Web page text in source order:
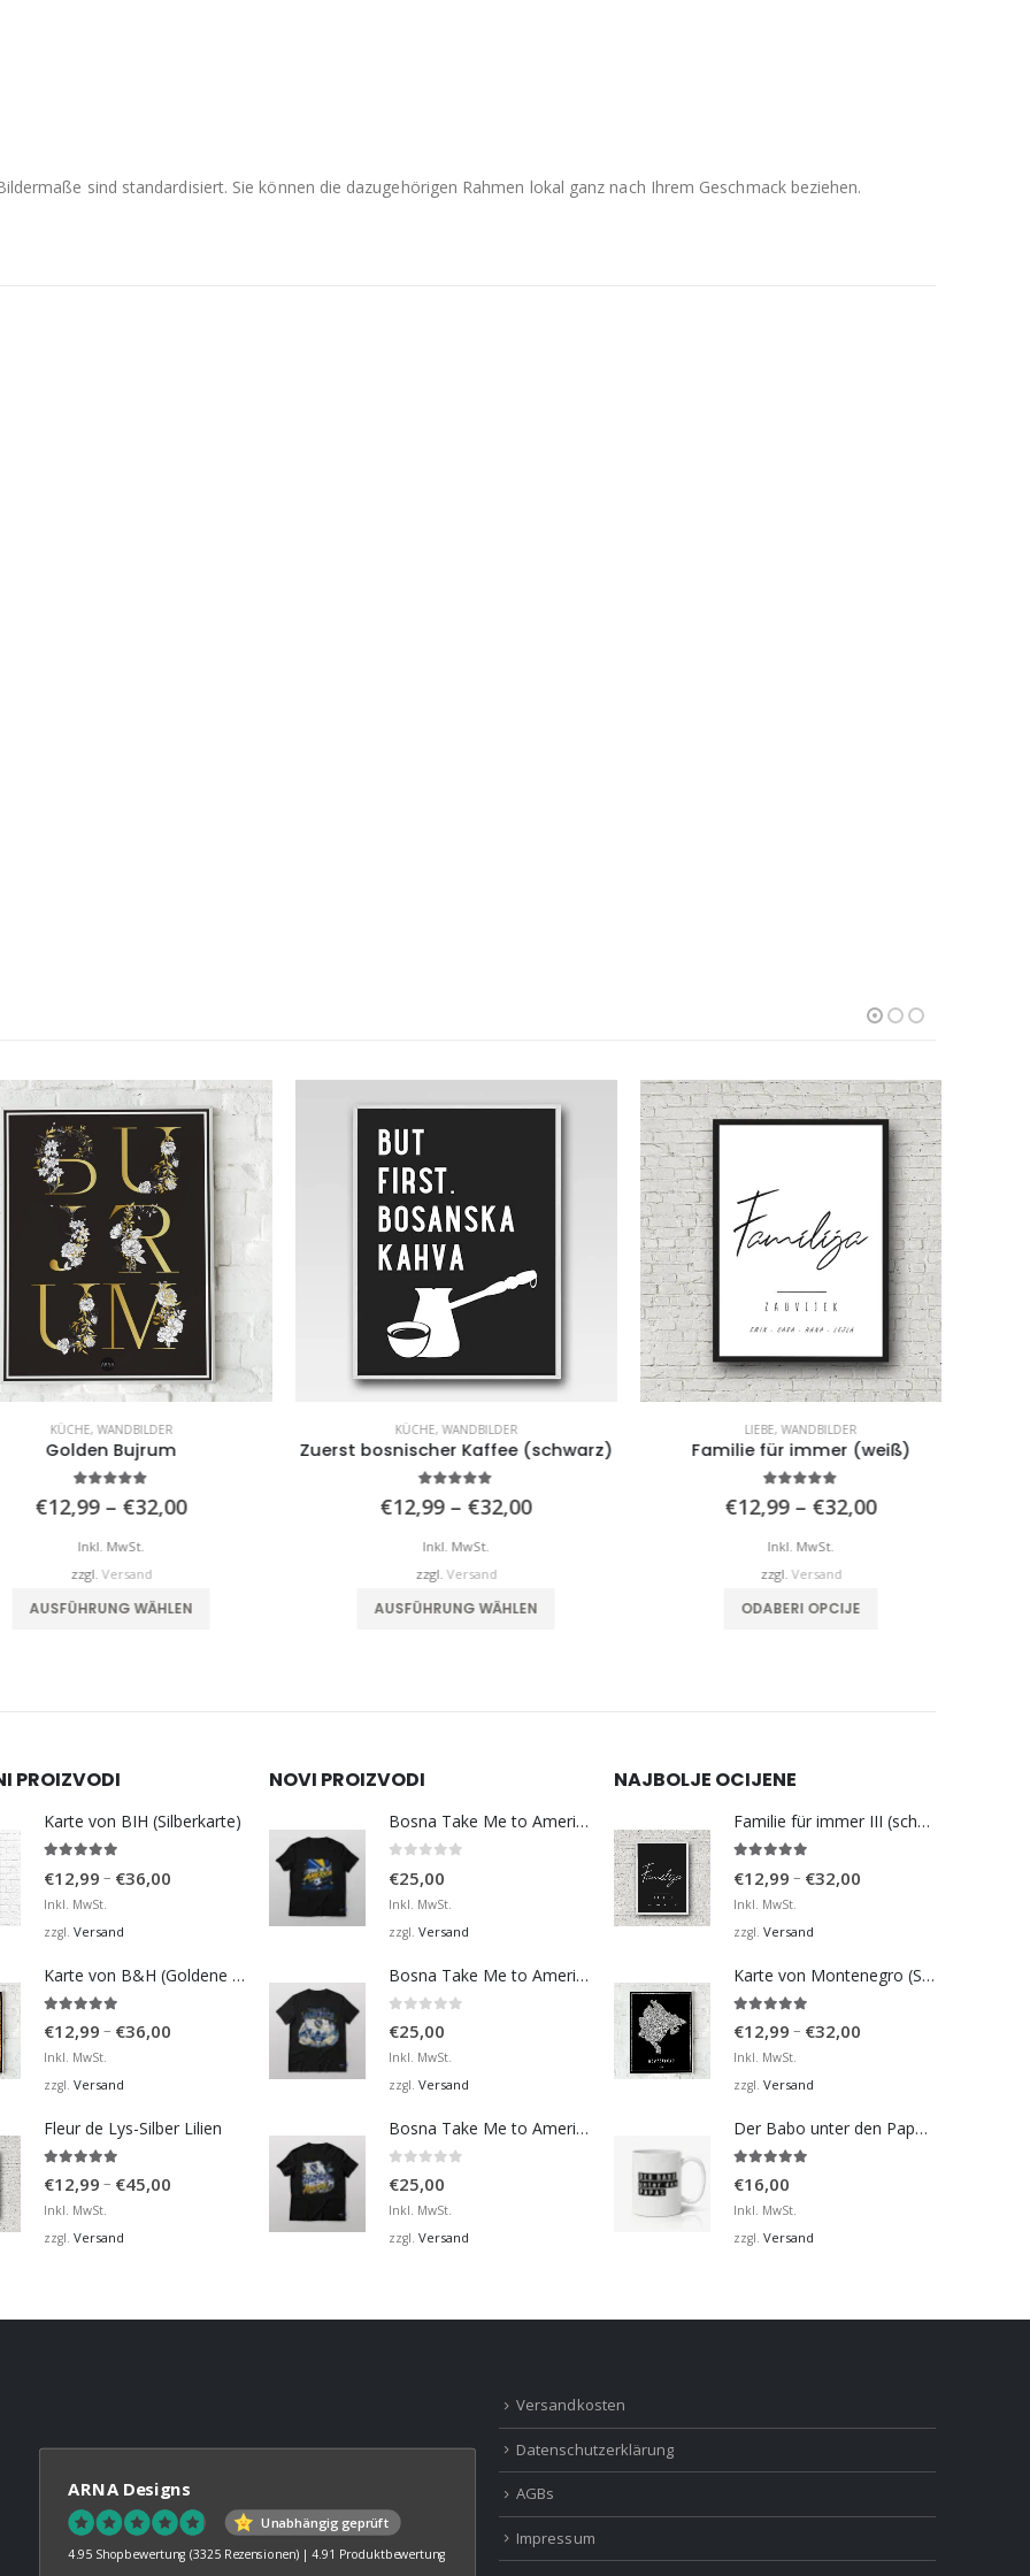
sind standardisiert. Sie können die dazugehörigen Rahmen lokal ganz nach Ihrem Geschmack beziehen.
KÜCHE,WANDBILDER
Golden Bujrum
12,99 –€32,00Preisspanne:
Inkl. MwSt.
zzgl.Versand
AUSFÜHRUNG WÄHLEN
KÜCHE,WANDBILDER
Zuerst bosnischer Kaffee (schwarz)
12,99 –€32,00Preisspanne:
Inkl. MwSt.
zzgl.Versand
AUSFÜHRUNG WÄHLEN
LIEBE,WANDBILDER
Familie für immer (weiß)
12,99 –€32,00Preisspanne:
Inkl. MwSt.
zzgl.Versand
ODABERI OPCIJE
PROIZVODI
Karte von BIH (Silberkarte)
€12,99 – €36,00
Inkl. MwSt.
zzgl. Versand
Karte von B&H (Goldene Karte)
€12,99 – €36,00
Inkl. MwSt.
zzgl. Versand
Fleur de Lys-Silber Lilien
€12,99 – €45,00
Inkl. MwSt.
zzgl. Versand
NOVI PROIZVODI
Bosna Take Me to America Navijačka Majica 3
€25,00
Inkl. MwSt.
zzgl. Versand
Bosna Take Me to America Navijačka Majica 4
€25,00
Inkl. MwSt.
zzgl. Versand
Bosna Take Me to America Navijačka Majica 2
€25,00
Inkl. MwSt.
zzgl. Versand
NAJBOLJE OCIJENE
Familie für immer III (schwarz)
€12,99 – €32,00
Inkl. MwSt.
zzgl. Versand
Karte von Montenegro (Silver Map)
€12,99 – €32,00
Inkl. MwSt.
zzgl. Versand
Der Babo unter den Papas - Tasse
€16,00
Inkl. MwSt.
zzgl. Versand
ARNA Designs
Unabhängig geprüft
4.95 Shopbewertung (3325 Rezensionen) | 4.91 Produktbewertung
Versandkosten
Datenschutzerklärung
AGBs
Impressum